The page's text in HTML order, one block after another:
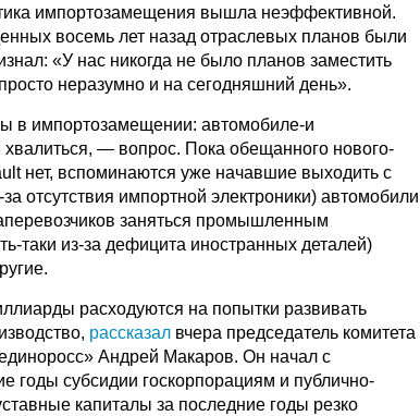
импортозамещения вышла неэффективной.
восемь лет назад отраслевых планов были
«У нас никогда не было планов заместить
неразумно и на сегодняшний день».
в импортозамещении: автомобиле-и
хвалиться, — вопрос. Пока обещанного нового-
нет, вспоминаются уже начавшие выходить с
отсутствия импортной электроники) автомобили
заняться промышленным
таки из-за дефицита иностранных деталей)
расходуются на попытки развивать
рассказал вчера председатель комитета
Андрей Макаров. Он начал с
годы субсидии госкорпорациям и публично-
капиталы за последние годы резко